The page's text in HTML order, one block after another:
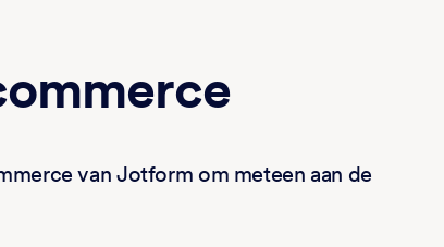
van Jotform om meteen aan de